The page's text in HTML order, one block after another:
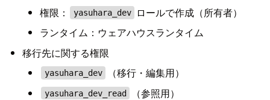
権限：
yasuhara_dev
ロールで作成（所有者）
ランタイム：ウェアハウスランタイム
移行先に関する権限
yasuhara_dev （移行・編集用）
yasuhara_dev_read （参照用）